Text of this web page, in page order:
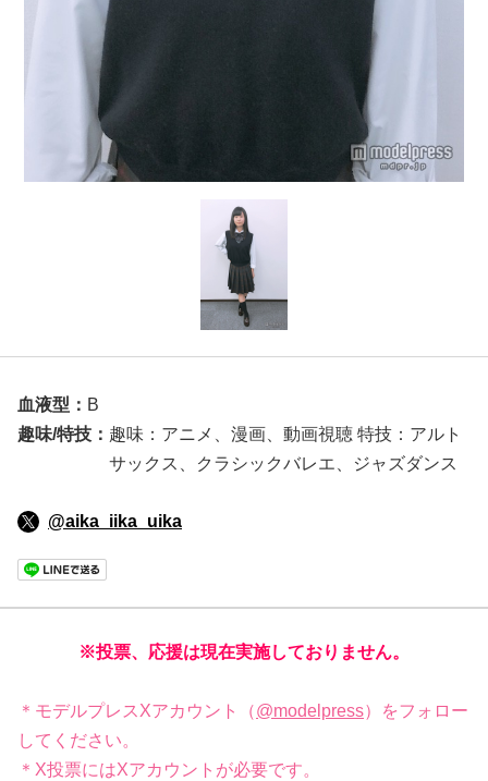
血液型： B
趣味/特技： 趣味：アニメ、漫画、動画視聴 特技：アルト
サックス、クラシックバレエ、ジャズダンス
@aika_iika_uika
※投票、応援は現在実施しておりません。
＊モデルプレスXアカウント（@modelpress）をフォロー
してください。
＊X投票にはXアカウントが必要です。